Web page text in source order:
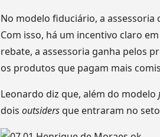
No modelo fiduciário, a
Com isso, há um incentivo claro
rebate, a assessoria ganha pelos
os produtos que pagam mais
Leonardo diz que, além do modelo
dois outsidersque entraram no